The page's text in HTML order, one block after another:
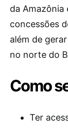
da Amazônia
concessões
além de
no norte do
Como
Ter